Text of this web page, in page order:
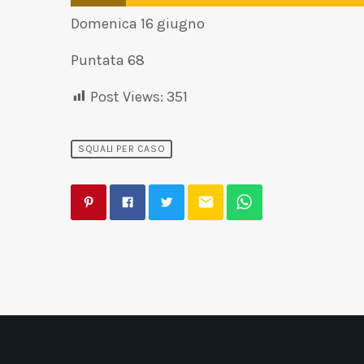
Domenica 16 giugno
Puntata 68
Post Views: 351
SQUALI PER CASO
email